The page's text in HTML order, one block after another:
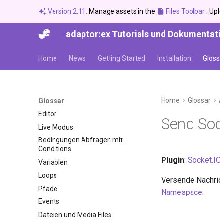
Version 2.11: Manage assets in the Files Toolbar .
adaptor:ex Tutorials und
Home News Getting Started Installation
Glossar
Editor
Live Modus
Bedingungen Abfragen mit
Conditions
Variablen
Loops
Pfade
Events
Dateien und Media Files
Home Glossar
Send
Plugin: Socket.IO
Versende
Namespace.